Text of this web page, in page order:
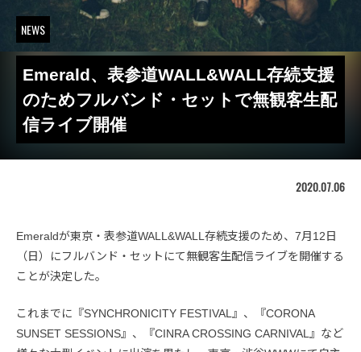
NEWS
Emerald、表参道WALL&WALL存続支援
のためフルバンド・セットで無観客生配
信ライブ開催
2020.07.06
Emeraldが東京・表参道WALL&WALL存続支援のため、7月12日
（日）にフルバンド・セットにて無観客生配信ライブを開催する
ことが決定した。
これまでに『SYNCHRONICITY FESTIVAL』、『CORONA
SUNSET SESSIONS』、『CINRA CROSSING CARNIVAL』など